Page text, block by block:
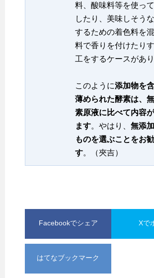
料、酸味料等を使っ
したり、美味しそう
するための着色料を
料で香りを付けたり
工をするケースがあり
このように添加物を
薄められた酵素は、
素原液に比べて内容
ます。やはり、 無添
ものを選ぶことをお
す。（夾吉）
Facebookでシェア Xで
はてなブックマーク